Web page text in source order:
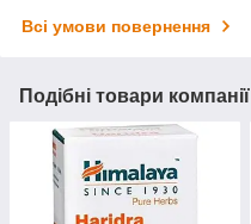
Всі умови повернення
Подібні товари компанії